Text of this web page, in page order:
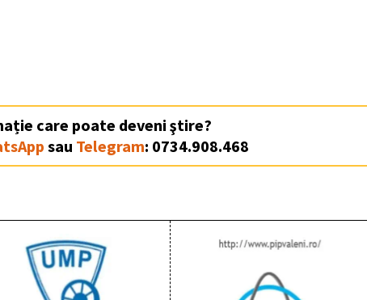
care poate deveni ştire?
sau Telegram: 0734.908.468